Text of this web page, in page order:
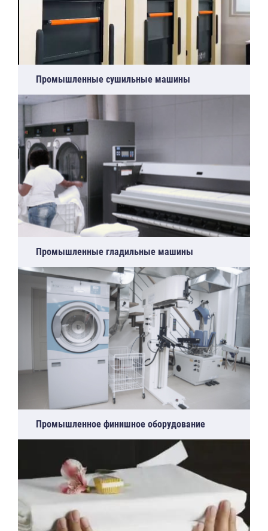
Промышленные сушильные машины
Промышленные гладильные машины
Промышленное финишное оборудование